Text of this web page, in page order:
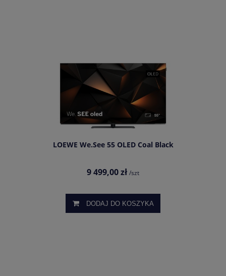
LOEWE We.See 55 OLED Coal Black
9 499,00 zł /szt
DODAJ DO KOSZYKA